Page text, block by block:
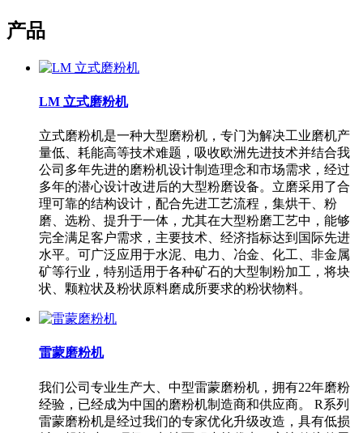
产品
LM 立式磨粉机
立式磨粉机是一种大型磨粉机，专门为解决工业磨机产
量低、耗能高等技术难题，吸收欧洲先进技术并结合我
公司多年先进的磨粉机设计制造理念和市场需求，经过
多年的潜心设计改进后的大型粉磨设备。立磨采用了合
理可靠的结构设计，配合先进工艺流程，集烘干、粉
磨、选粉、提升于一体，尤其在大型粉磨工艺中，能够
完全满足客户需求，主要技术、经济指标达到国际先进
水平。可广泛应用于水泥、电力、冶金、化工、非金属
矿等行业，特别适用于各种矿石的大型制粉加工，将块
状、颗粒状及粉状原料磨成所要求的粉状物料。
雷蒙磨粉机
我们公司专业生产大、中型雷蒙磨粉机，拥有22年磨粉
经验，已经成为中国的磨粉机制造商和供应商。 R系列
雷蒙磨粉机是经过我们的专家优化升级改造，具有低损